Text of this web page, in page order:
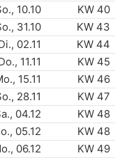
10.10
KW 40
31.10
KW 43
02.11
KW 44
11.11
KW 45
15.11
KW 46
28.11
KW 47
04.12
KW 48
05.12
KW 48
06.12
KW 49